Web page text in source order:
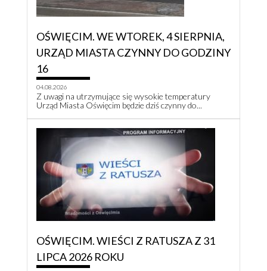
OŚWIĘCIM. WE WTOREK, 4 SIERPNIA,
URZĄD MIASTA CZYNNY DO GODZINY
16
04.08.2026
Z uwagi na utrzymujące się wysokie temperatury
Urząd Miasta Oświęcim będzie dziś czynny do...
OŚWIĘCIM. WIEŚCI Z RATUSZA Z 31
LIPCA 2026 ROKU